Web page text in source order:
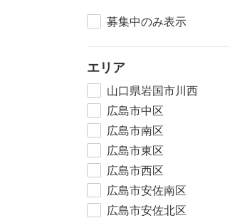
募集中のみ表示
エリア
山口県岩国市川西
広島市中区
広島市南区
広島市東区
広島市西区
広島市安佐南区
広島市安佐北区